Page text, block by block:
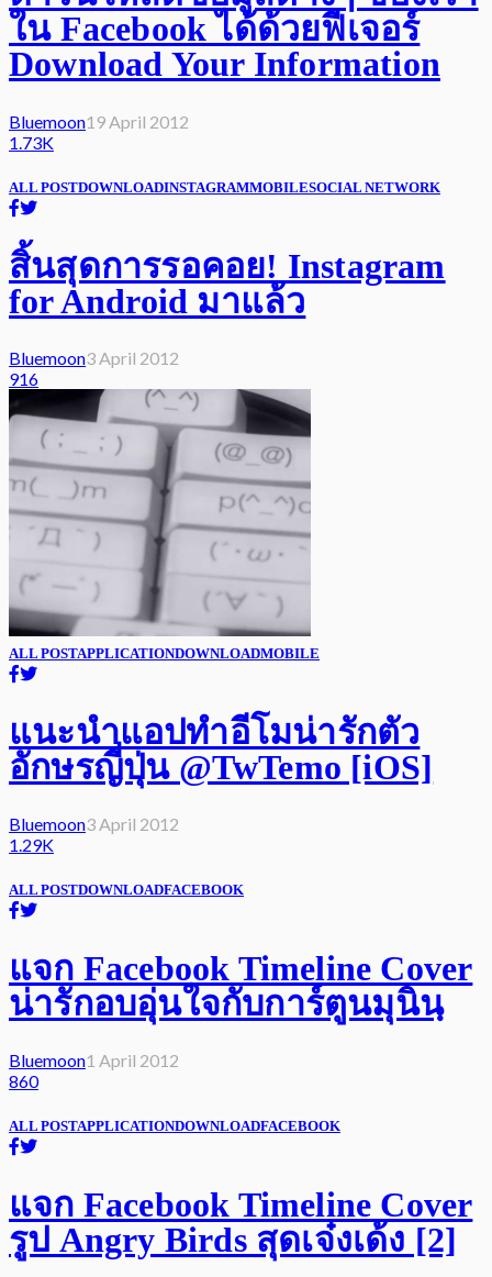
ใน Facebook ได้ด้วยฟีเจอร์
Download Your Information
Bluemoon19 April 2012
1.73K
ALL POSTDOWNLOADINSTAGRAMMOBILESOCIAL NETWORK
สิ้นสุดการรอคอย! Instagram
for Android มาแล้ว
Bluemoon3 April 2012
916
ALL POSTAPPLICATIONDOWNLOADMOBILE
แนะนำแอปทำอีโมน่ารักตัว
อักษรญี่ปุ่น @TwTemo [iOS]
Bluemoon3 April 2012
1.29K
ALL POSTDOWNLOADFACEBOOK
แจก Facebook Timeline Cover
น่ารักอบอุ่นใจกับการ์ตูนมุนินฺ
Bluemoon1 April 2012
860
ALL POSTAPPLICATIONDOWNLOADFACEBOOK
แจก Facebook Timeline Cover
รูป Angry Birds สุดเจ๋งเด้ง [2]